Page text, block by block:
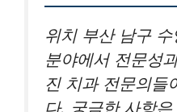
위치 부산 남구
분야에서 전문성
진 치과 전문의들
다. 궁금한 사항